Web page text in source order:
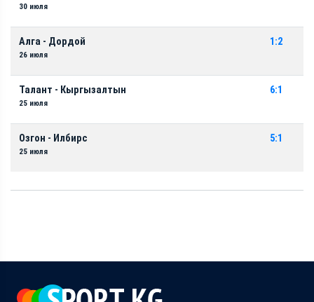
30 июля
Алга - Дордой
26 июля
1:2
Талант - Кыргызалтын
25 июля
6:1
Озгон - Илбирс
25 июля
5:1